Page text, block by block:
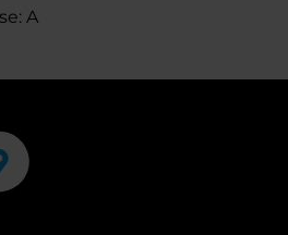
A